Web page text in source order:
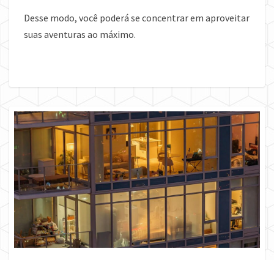
Desse modo, você poderá se concentrar em aproveitar
suas aventuras ao máximo.